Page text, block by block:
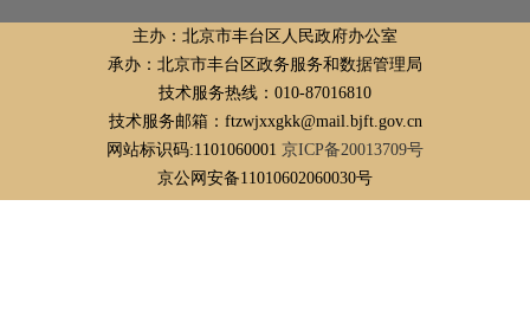
主办：北京市丰台区人民政府办公室
承办：北京市丰台区政务服务和数据管理局
技术服务热线：010-87016810
技术服务邮箱：ftzwjxxgkk@mail.bjft.gov.cn
网站标识码:1101060001 京ICP备20013709号
京公网安备11010602060030号